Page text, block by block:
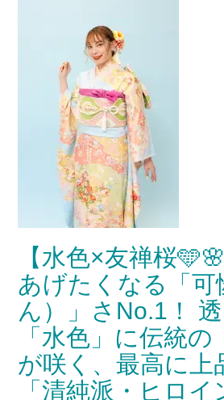
【水色×友禅桜
あげたくなる「可
ん）」さNo.1！
「水色」に伝統の
が咲く、最高に上
「清純派・ヒロイ